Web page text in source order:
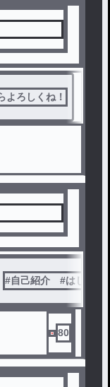
ろしくね！
#自己紹介 #はじめま
80